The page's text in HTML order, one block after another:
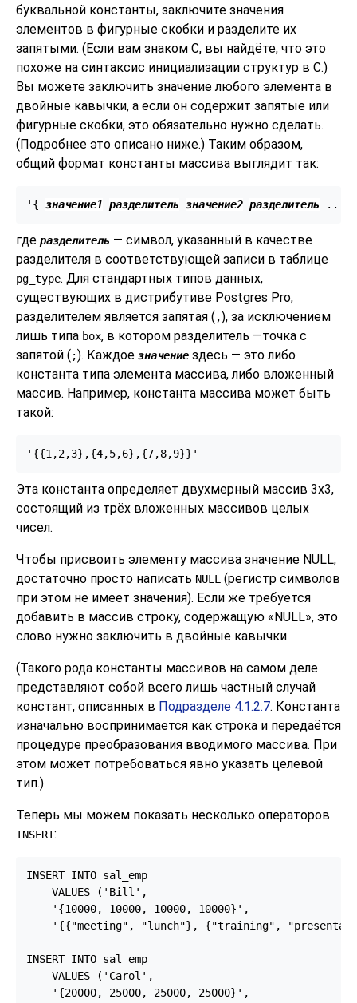
буквальной константы, заключите значения
элементов в фигурные скобки и разделите их
запятыми. (Если вам знаком C, вы найдёте, что это
похоже на синтаксис инициализации структур в C.)
Вы можете заключить значение любого элемента в
двойные кавычки, а если он содержит запятые или
фигурные скобки, это обязательно нужно сделать.
(Подробнее это описано ниже.) Таким образом,
общий формат константы массива выглядит так:
'{ значение1 разделитель значение2 разделитель
где разделитель — символ, указанный в качестве
разделителя в соответствующей записи в таблице
pg_type. Для стандартных типов данных,
существующих в дистрибутиве Postgres Pro,
разделителем является запятая ( ,), за исключением
лишь типа box, в котором разделитель —точка с
запятой ( ;). Каждое значение здесь — это либо
константа типа элемента массива, либо вложенный
массив. Например, константа массива может быть
такой:
'{{1,2,3},{4,5,6},{7,8,9}}'
Эта константа определяет двухмерный массив 3x3,
состоящий из трёх вложенных массивов целых
чисел.
Чтобы присвоить элементу массива значение NULL,
достаточно просто написать NULL (регистр символов
при этом не имеет значения). Если же требуется
добавить в массив строку, содержащую « NULL», это
слово нужно заключить в двойные кавычки.
(Такого рода константы массивов на самом деле
представляют собой всего лишь частный случай
констант, описанных в Подразделе 4.1.2.7. Константа
изначально воспринимается как строка и передаётся
процедуре преобразования вводимого массива. При
этом может потребоваться явно указать целевой
тип.)
Теперь мы можем показать несколько операторов
INSERT:
INSERT INTO sal_emp
    VALUES ('Bill',
    '{10000, 10000, 10000, 10000}',
'{{"meeting", "lunch"}, {"training",
INSERT INTO sal_emp
    VALUES ('Carol',
    '{20000, 25000, 25000, 25000}',